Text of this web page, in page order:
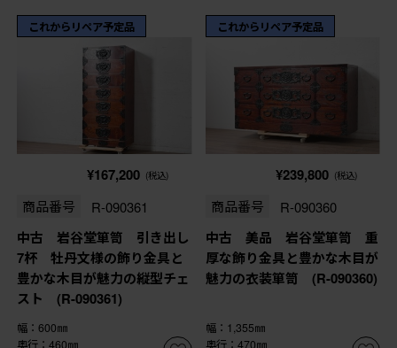
これからリペア予定品
¥167,200 (税込)
商品番号 R-090361
中古 岩谷堂箪笥 引き出し
7杯 牡丹文様の飾り金具と
豊かな木目が魅力の縦型チェ
スト (R-090361)
幅：600㎜
これからリペア予定品
¥239,800 (税込)
商品番号 R-090360
中古 美品 岩谷堂箪笥 重
厚な飾り金具と豊かな木目が
魅力の衣装箪笥 (R-090360)
幅：1,355㎜